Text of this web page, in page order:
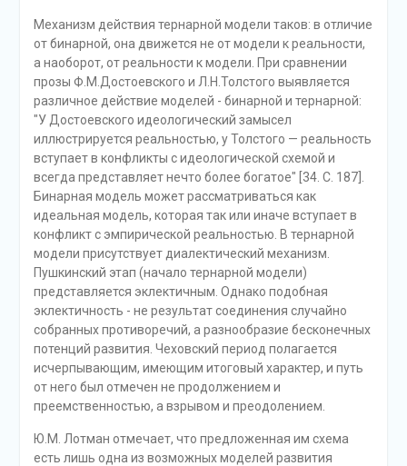
Механизм действия тернарной модели таков: в отличие
от бинарной, она движется не от модели к реальности,
а наоборот, от реальности к модели. При сравнении
прозы Ф.М.Достоевского и Л.Н.Толстого выявляется
различное действие моделей - бинарной и тернарной:
"У Достоевского идеологический замысел
иллюстрируется реальностью, у Толстого — реальность
вступает в конфликты с идеологической схемой и
всегда представляет нечто более богатое" [34. С. 187].
Бинарная модель может рассматриваться как
идеальная модель, которая так или иначе вступает в
конфликт с эмпирической реальностью. В тернарной
модели присутствует диалектический механизм.
Пушкинский этап (начало тернарной модели)
представляется эклектичным. Однако подобная
эклектичность - не результат соединения случайно
собранных противоречий, а разнообразие бесконечных
потенций развития. Чеховский период полагается
исчерпывающим, имеющим итоговый характер, и путь
от него был отмечен не продолжением и
преемственностью, а взрывом и преодолением.
Ю.М. Лотман отмечает, что предложенная им схема
есть лишь одна из возможных моделей развития